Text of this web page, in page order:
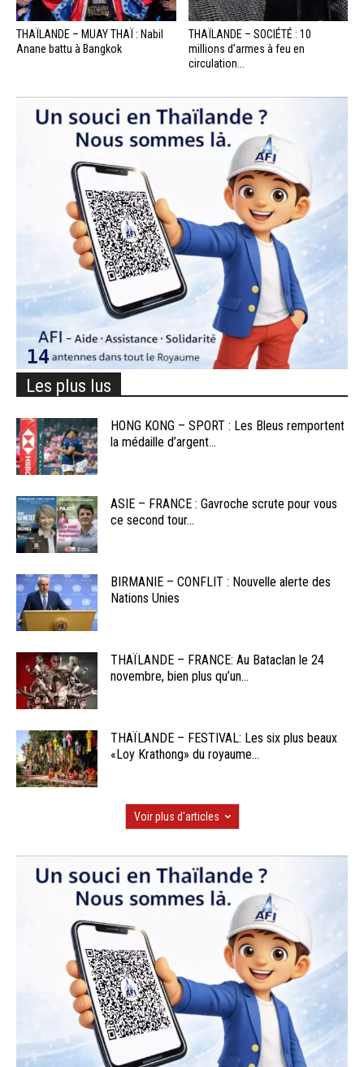
THAÏLANDE – MUAY THAÏ : Nabil
Anane battu à Bangkok
THAÏLANDE – SOCIÉTÉ : 10
millions d’armes à feu en
circulation...
Les plus lus
HONG KONG – SPORT : Les Bleus remportent
la médaille d’argent...
ASIE – FRANCE : Gavroche scrute pour vous
ce second tour...
BIRMANIE – CONFLIT : Nouvelle alerte des
Nations Unies
THAÏLANDE – FRANCE: Au Bataclan le 24
novembre, bien plus qu’un...
THAÏLANDE – FESTIVAL: Les six plus beaux
«Loy Krathong» du royaume...
Voir plus d'articles